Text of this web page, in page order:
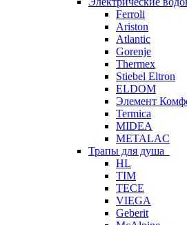
Ferroli
Ariston
Atlantic
Gorenje
Thermex
Stiebel Eltron
ELDOM
Элемент
Termica
MIDEA
METALAC
Трапы для душа
HL
TIM
TECE
VIEGA
Geberit